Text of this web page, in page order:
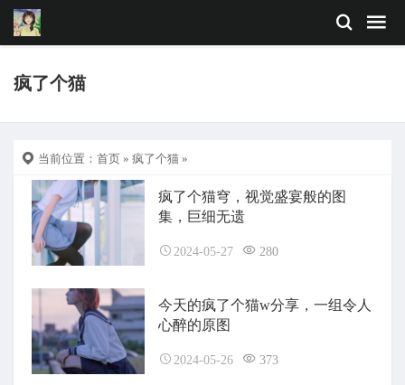
疯了个猫
当前位置： 首页 » 疯了个猫 »
疯了个猫穹，视觉盛宴般的图
集，巨细无遗
2024-05-27 280
今天的疯了个猫w分享，一组令人
心醉的原图
2024-05-26 373